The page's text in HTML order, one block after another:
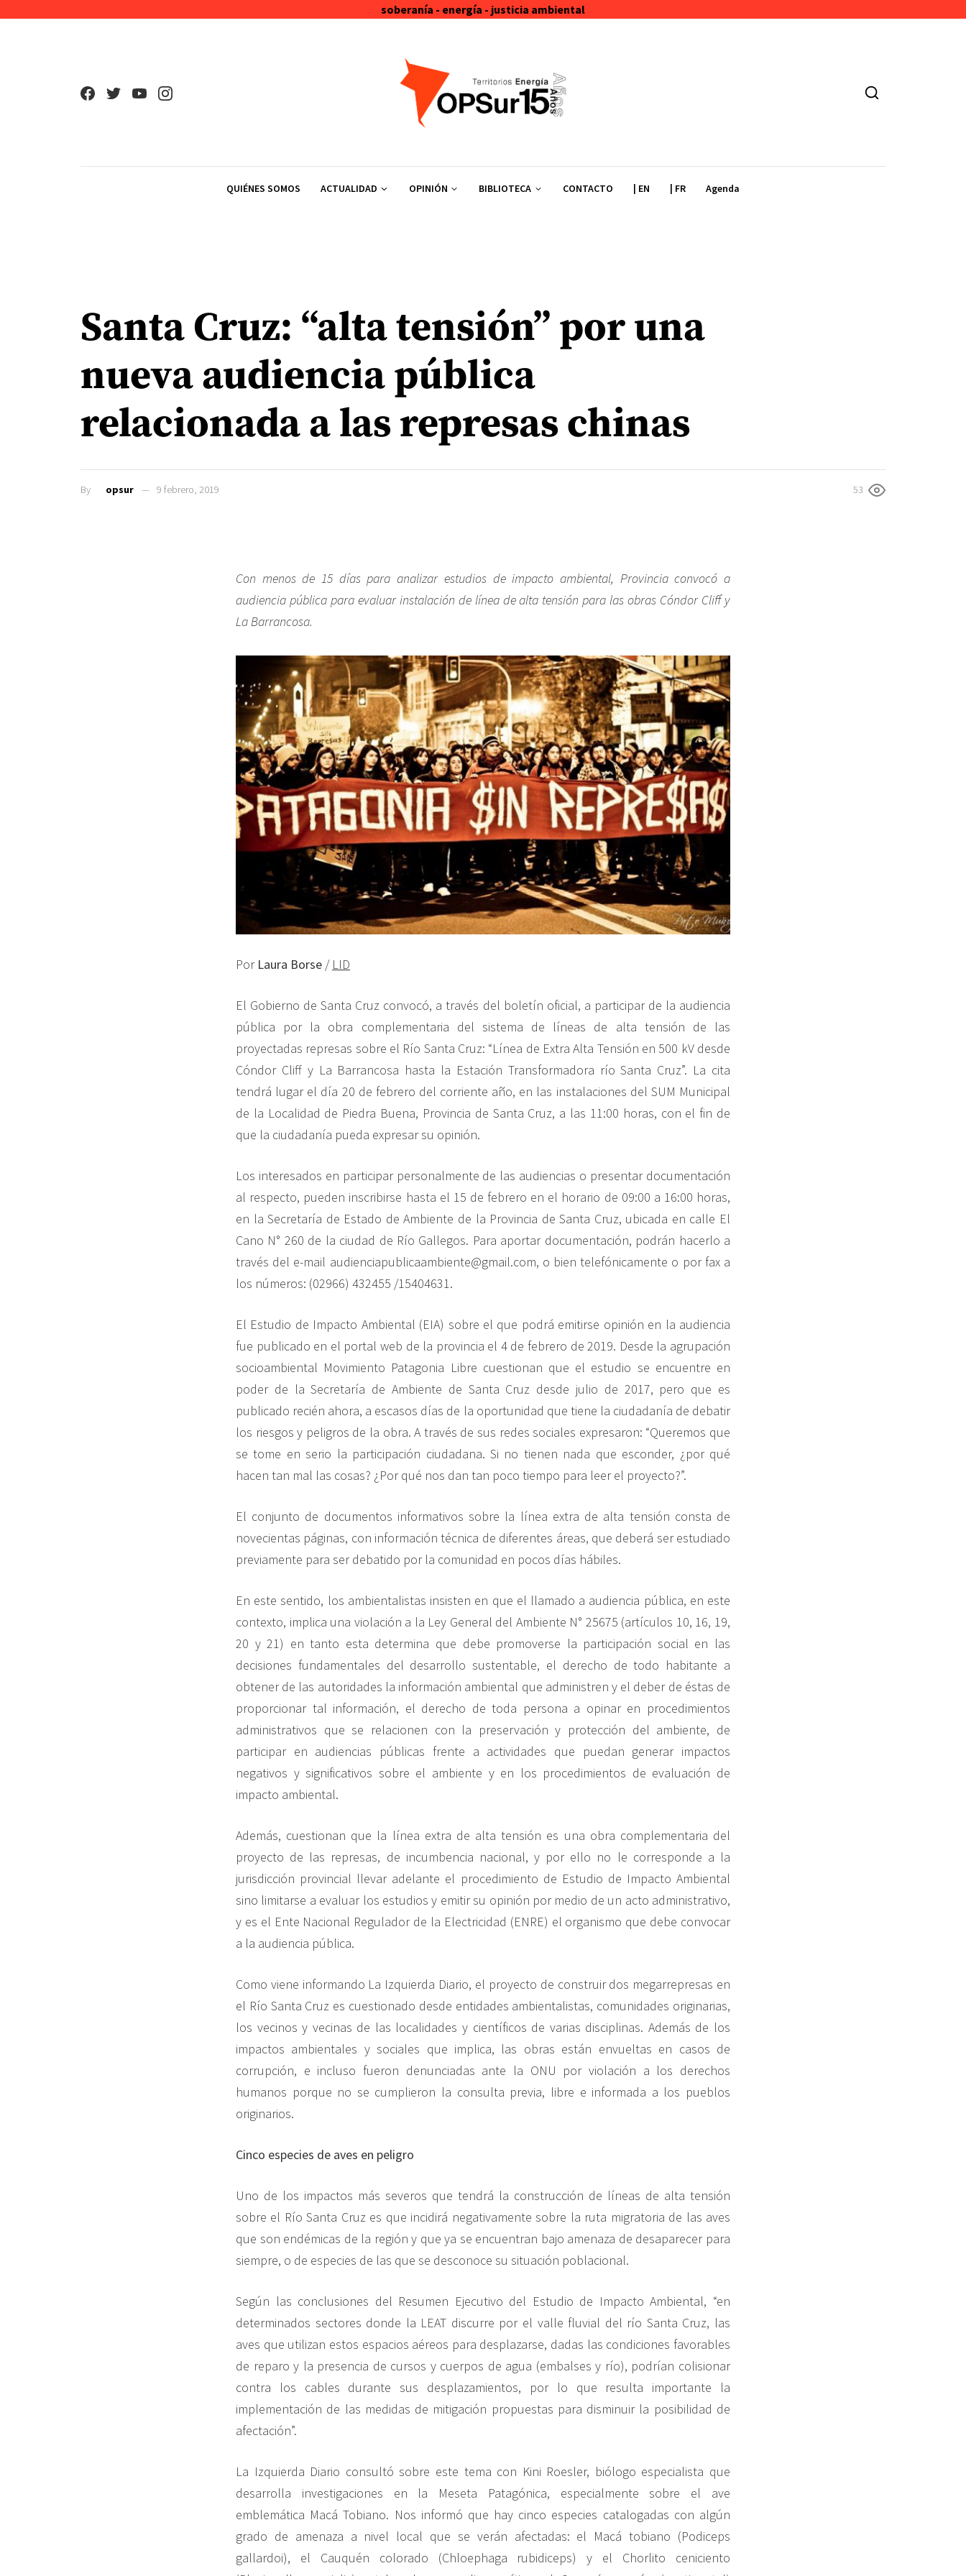
soberanía - energía - justicia ambiental
QUIÉNES SOMOS ACTUALIDAD OPINIÓN BIBLIOTECA CONTACTO | EN | FR Agenda
Santa Cruz: “alta tensión” por una
nueva audiencia pública
relacionada a las represas chinas
By opsur 9 febrero, 2019 53
Con menos de 15 días para analizar estudios de impacto ambiental, Provincia convocó a
audiencia pública para evaluar instalación de línea de alta tensión para las obras Cóndor Cliff y
La Barrancosa.
PorLaura Borse / LID
El Gobierno de Santa Cruz convocó, a través del boletín oficial, a participar de la audiencia
pública por la obra complementaria del sistema de líneas de alta tensión de las
proyectadas represas sobre el Río Santa Cruz: “Línea de Extra Alta Tensión en 500 kV desde
Cóndor Cliff y La Barrancosa hasta la Estación Transformadora río Santa Cruz”. La cita
tendrá lugar el día 20 de febrero del corriente año, en las instalaciones del SUM Municipal
de la Localidad de Piedra Buena, Provincia de Santa Cruz, a las 11:00 horas, con el fin de
que la ciudadanía pueda expresar su opinión.
Los interesados en participar personalmente de las audiencias o presentar documentación
al respecto, pueden inscribirse hasta el 15 de febrero en el horario de 09:00 a 16:00 horas,
en la Secretaría de Estado de Ambiente de la Provincia de Santa Cruz, ubicada en calle El
Cano N° 260 de la ciudad de Río Gallegos. Para aportar documentación, podrán hacerlo a
través del e-mail audienciapublicaambiente@gmail.com, o bien telefónicamente o por fax a
los números: (02966) 432455 /15404631.
El Estudio de Impacto Ambiental (EIA) sobre el que podrá emitirse opinión en la audiencia
fue publicado en el portal web de la provincia el 4 de febrero de 2019. Desde la agrupación
socioambiental Movimiento Patagonia Libre cuestionan que el estudio se encuentre en
poder de la Secretaría de Ambiente de Santa Cruz desde julio de 2017, pero que es
publicado recién ahora, a escasos días de la oportunidad que tiene la ciudadanía de debatir
los riesgos y peligros de la obra. A través de sus redes sociales expresaron: “Queremos que
se tome en serio la participación ciudadana. Si no tienen nada que esconder, ¿por qué
hacen tan mal las cosas? ¿Por qué nos dan tan poco tiempo para leer el proyecto?”.
El conjunto de documentos informativos sobre la línea extra de alta tensión consta de
novecientas páginas, con información técnica de diferentes áreas, que deberá ser estudiado
previamente para ser debatido por la comunidad en pocos días hábiles.
En este sentido, los ambientalistas insisten en que el llamado a audiencia pública, en este
contexto, implica una violación a la Ley General del Ambiente N° 25675 (artículos 10, 16, 19,
20 y 21) en tanto esta determina que debe promoverse la participación social en las
decisiones fundamentales del desarrollo sustentable, el derecho de todo habitante a
obtener de las autoridades la información ambiental que administren y el deber de éstas de
proporcionar tal información, el derecho de toda persona a opinar en procedimientos
administrativos que se relacionen con la preservación y protección del ambiente, de
participar en audiencias públicas frente a actividades que puedan generar impactos
negativos y significativos sobre el ambiente y en los procedimientos de evaluación de
impacto ambiental.
Además, cuestionan que la línea extra de alta tensión es una obra complementaria del
proyecto de las represas, de incumbencia nacional, y por ello no le corresponde a la
jurisdicción provincial llevar adelante el procedimiento de Estudio de Impacto Ambiental
sino limitarse a evaluar los estudios y emitir su opinión por medio de un acto administrativo,
y es el Ente Nacional Regulador de la Electricidad (ENRE) el organismo que debe convocar
a la audiencia pública.
Como viene informando La Izquierda Diario, el proyecto de construir dos megarrepresas en
el Río Santa Cruz es cuestionado desde entidades ambientalistas, comunidades originarias,
los vecinos y vecinas de las localidades y científicos de varias disciplinas. Además de los
impactos ambientales y sociales que implica, las obras están envueltas en casos de
corrupción, e incluso fueron denunciadas ante la ONU por violación a los derechos
humanos porque no se cumplieron la consulta previa, libre e informada a los pueblos
originarios.
Cinco especies de aves en peligro
Uno de los impactos más severos que tendrá la construcción de líneas de alta tensión
sobre el Río Santa Cruz es que incidirá negativamente sobre la ruta migratoria de las aves
que son endémicas de la región y que ya se encuentran bajo amenaza de desaparecer para
siempre, o de especies de las que se desconoce su situación poblacional.
Según las conclusiones del Resumen Ejecutivo del Estudio de Impacto Ambiental, “en
determinados sectores donde la LEAT discurre por el valle fluvial del río Santa Cruz, las
aves que utilizan estos espacios aéreos para desplazarse, dadas las condiciones favorables
de reparo y la presencia de cursos y cuerpos de agua (embalses y río), podrían colisionar
contra los cables durante sus desplazamientos, por lo que resulta importante la
implementación de las medidas de mitigación propuestas para disminuir la posibilidad de
afectación”.
La Izquierda Diario consultó sobre este tema con Kini Roesler, biólogo especialista que
desarrolla investigaciones en la Meseta Patagónica, especialmente sobre el ave
emblemática Macá Tobiano. Nos informó que hay cinco especies catalogadas con algún
grado de amenaza a nivel local que se verán afectadas: el Macá tobiano (Podiceps
gallardoi), el Cauquén colorado (Chloephaga rubidiceps) y el Chorlito ceniciento